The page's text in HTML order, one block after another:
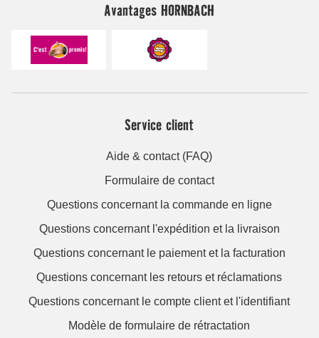
Avantages HORNBACH
Service client
Aide & contact (FAQ)
Formulaire de contact
Questions concernant la commande en ligne
Questions concernant l'expédition et la livraison
Questions concernant le paiement et la facturation
Questions concernant les retours et réclamations
Questions concernant le compte client et l'identifiant
Modèle de formulaire de rétractation